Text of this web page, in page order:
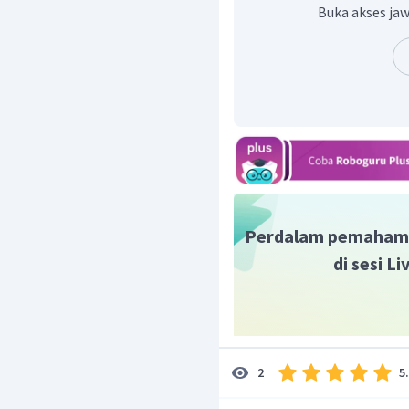
r
=
adalah
Buka akses
Perdalam
di sesi
2